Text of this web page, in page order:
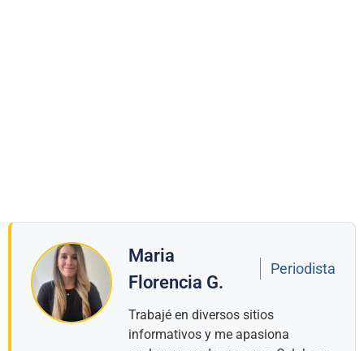
Maria
Florencia G.
Periodista
Trabajé en diversos sitios
informativos y me apasiona